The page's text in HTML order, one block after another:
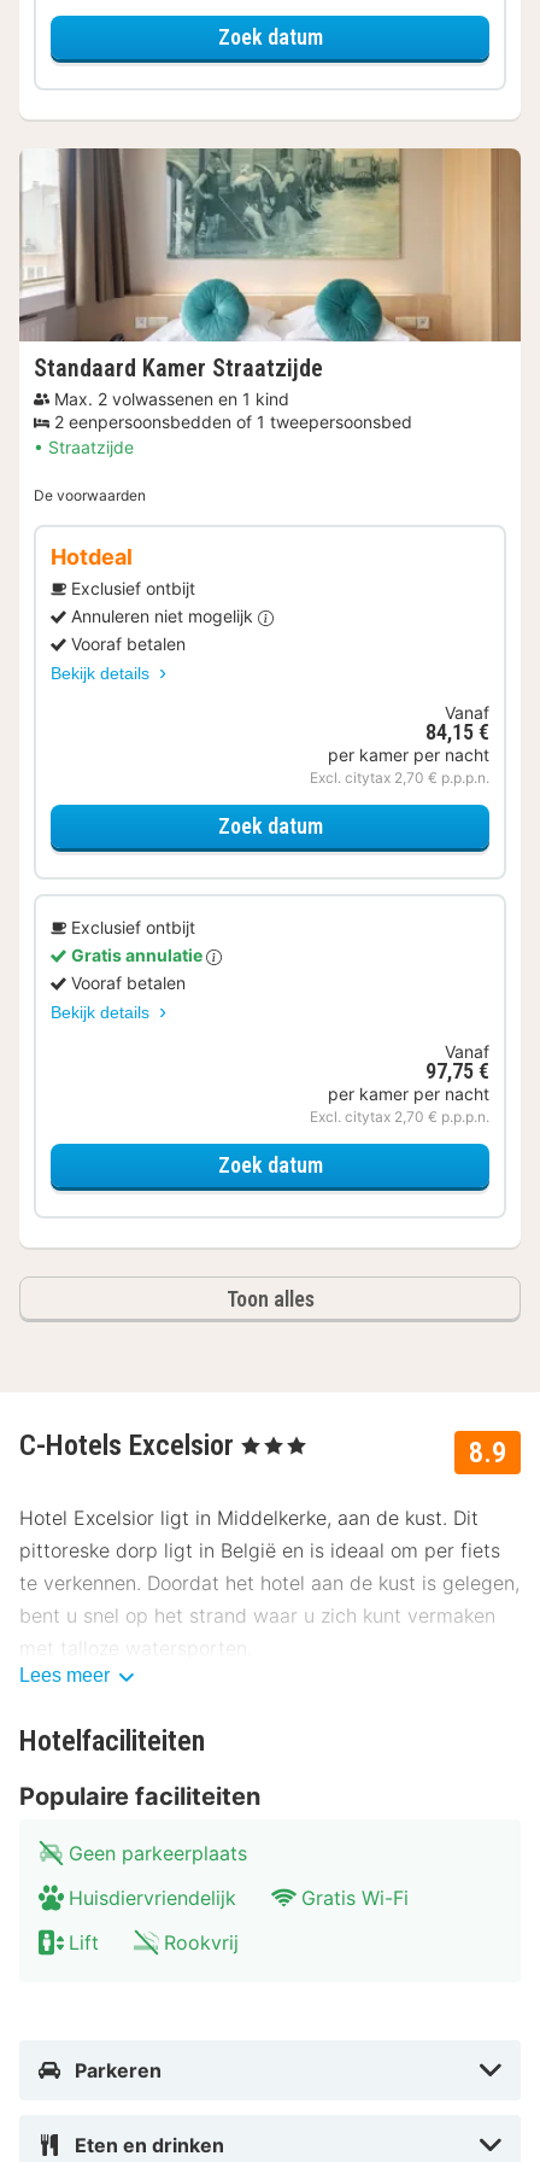
Zoek datumvoor Standaard Kamer
Standaard Kamer Straatzijde
Max. 2 volwassenen en 1 kind
2 eenpersoonsbedden of 1 tweepersoonsbed
Straatzijde
De voorwaarden
Hotdeal
Exclusief ontbijt
Annuleren niet mogelijk
Vooraf betalen
Bekijk details
Vanaf
84,15 €
per kamer per nacht
Excl. citytax 2,70 € p.p.p.n.
Zoek datumvoor Standaard Kamer
Exclusief ontbijt
Gratis annulatie
Vooraf betalen
Bekijk details
Vanaf
97,75 €
per kamer per nacht
Excl. citytax 2,70 € p.p.p.n.
Zoek datumvoor Standaard Kamer
Toon alles
8.9
C-Hotels Excelsior , 3 Sterren
Hotel Excelsior ligt in Middelkerke, aan de kust. Dit
pittoreske dorp ligt in België en is ideaal om per fiets
te verkennen. Doordat het hotel aan de kust is gelegen,
bent u snel op het strand waar u zich kunt vermaken
met talloze watersporten.
De kamers van Hotel Excelsior zijn voorzien van een
flatscreen televisie, telefoon, badkamer met douche of
bad, föhn en een toilet. ’s Ochtends kunt u genieten
van een verzorgd ontbijt met een mooi uitzicht op de
zeedijk. Bij mooi weer kunt u deze nuttigen op het
zonnige terras. Er is geen dinermogelijkheid, maar in
de omgeving zijn er vele mogelijkheden om lekker te
Middelkerke is de ideale uitvalsbasis om een mooie
watersportmogelijkheden. Ga bijvoorbeeld windsurfen
Lees meer
Hotelfaciliteiten
Populaire faciliteiten
Geen parkeerplaats
Huisdiervriendelijk
Gratis Wi-Fi
Lift
Rookvrij
Parkeren
Eten en drinken